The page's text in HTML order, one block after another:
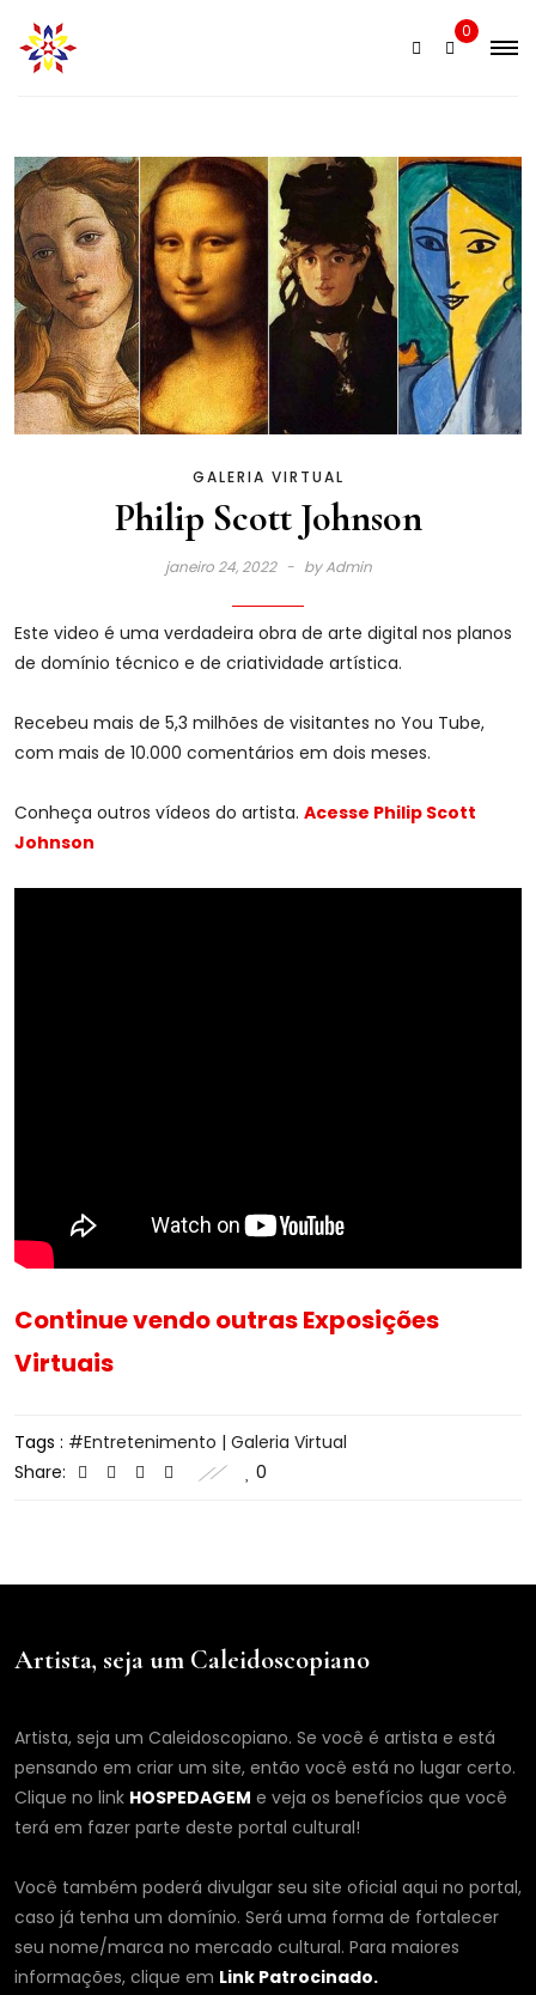
content
0
GALERIA VIRTUAL
Philip Scott Johnson
janeiro 24, 2022 byAdmin
Este video é uma verdadeira obra de arte digital nos planos
de domínio técnico e de criatividade artística.
Recebeu mais de 5,3 milhões de visitantes no You Tube,
com mais de 10.000 comentários em dois meses.
Conheça outros vídeos do artista. Acesse Philip Scott
Johnson
Continue vendo outras Exposições
Virtuais
Tags :
Entretenimento | Galeria Virtual
Share:
0
Artista, seja um Caleidoscopiano
Artista, seja um Caleidoscopiano. Se você é artista e está
pensando em criar um site, então você está no lugar certo.
Clique no link HOSPEDAGEM e veja os benefícios que você
terá em fazer parte deste portal cultural!
Você também poderá divulgar seu site oficial aqui no portal,
caso já tenha um domínio. Será uma forma de fortalecer
seu nome/marca no mercado cultural. Para maiores
informações, clique em Link Patrocinado.